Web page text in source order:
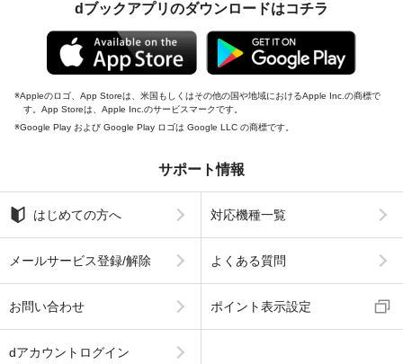
dブックアプリのダウンロードはコチラ
Appleのロゴ、App Storeは、米国もしくはその他の国や地域におけるApple Inc.の商標で
す。App Storeは、Apple Inc.のサービスマークです。
Google Play および Google Play ロゴは Google LLC の商標です。
サポート情報
はじめての方へ 対応機種一覧
メールサービス登録/解除 よくある質問
お問い合わせ ポイント表示設定
dアカウントログイン